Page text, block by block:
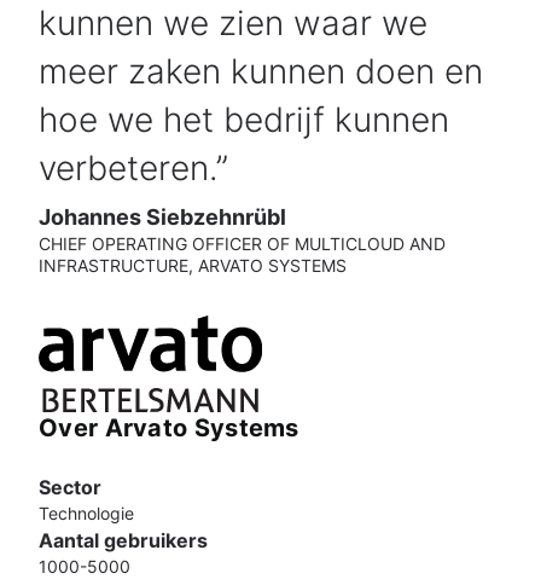
kunnen we zien waar we
meer zaken kunnen doen en
hoe we het bedrijf kunnen
verbeteren.
Johannes Siebzehnrübl
CHIEF OPERATING OFFICER OF MULTICLOUD AND
INFRASTRUCTURE, ARVATO SYSTEMS
Over Arvato Systems
Sector
Technologie
Aantal gebruikers
1000-5000